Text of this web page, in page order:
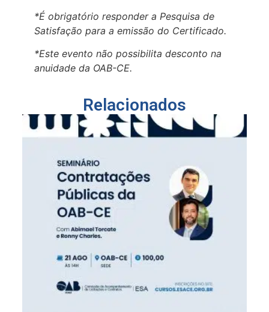
*É obrigatório responder a Pesquisa de
Satisfação para a emissão do Certificado.
*Este evento não possibilita desconto na
anuidade da OAB-CE.
Relacionados